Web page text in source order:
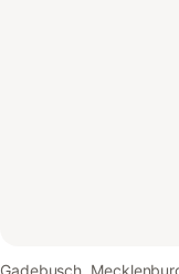
Gadebusch,